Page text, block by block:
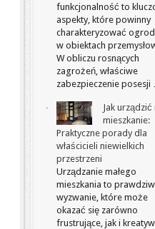
funkcjonalność to
aspekty, które powinny
charakteryzować
w obiektach
W obliczu rosnących
zagrożeń, właściwe
zabezpieczenie
Jak urządzić
mieszkanie:
Praktyczne porady dla
właścicieli niewielkich
przestrzeni
Urządzanie małego
mieszkania to
wyzwanie, które może
okazać się zarówno
frustrujące, jak i